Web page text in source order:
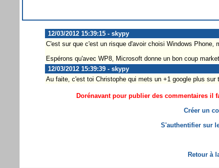
12/03/2012 15:39:15 - skypy
C'est sur que c'est un risque d'avoir choisi Windows
Espérons qu'avec WP8, Microsoft donne un bon coup
12/03/2012 15:39:39 - skypy
Au faite, c'est toi Christophe qui mets un +1 google plus sur
Dorénavant pour publier des commentaires il
Créer un
S'authentifier sur
Retour à